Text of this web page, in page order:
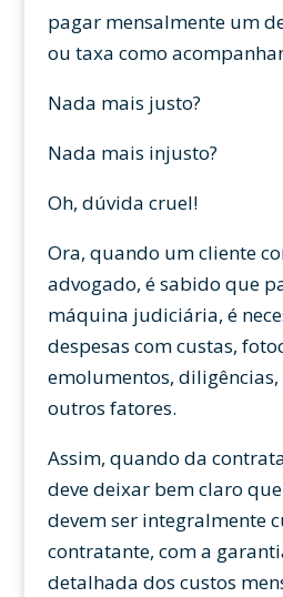
pagar mensalmente um
ou taxa como
Nada mais justo?
Nada mais injusto?
Oh, dúvida cruel!
Ora, quando um cliente
advogado, é sabido que
máquina judiciária, é
despesas com custas,
emolumentos,
outros fatores.
Assim, quando da
deve deixar bem claro
devem ser integralmente
contratante, com a
detalhada dos custos